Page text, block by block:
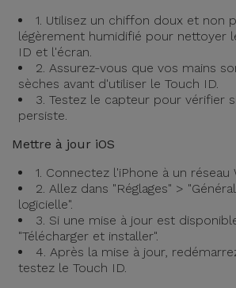
1. Utilisez un chiffon doux et non
légèrement humidifié pour nettoyer
ID et l'écran.
2. Assurez-vous que vos mains
sèches avant d'utiliser le Touch ID.
3. Testez le capteur pour vérifier
persiste.
Mettre à jour iOS
1. Connectez l'iPhone à un réseau
2. Allez dans "Réglages" >
logicielle".
3. Si une mise à jour est
"Télécharger et installer".
4. Après la mise à jour,
testez le Touch ID.